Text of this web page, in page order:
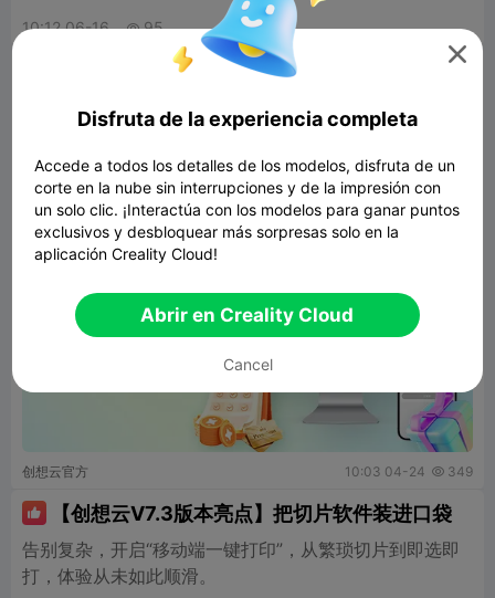
10:12 06-16  95
【创想云V7.3版本】签到升级，奖励翻倍，惊喜
完成7天连签小目标，不仅奖励累加，还能免费获得会员
版本更新 更新 创想云
创想云官方 10:03 04-24  349
 【创想云V7.3版本亮点】把切片软件装进口袋
告别复杂，开启“移动端一键打印”，从繁琐切片到即选即
打，体验从未如此顺滑。

Disfruta de la experiencia completa
Accede a todos los detalles de los modelos, disfruta de un
corte en la nube sin interrupciones y de la impresión con
un solo clic. ¡Interactúa con los modelos para ganar puntos
exclusivos y desbloquear más sorpresas solo en la
aplicación Creality Cloud!
Abrir en Creality Cloud
Cancel